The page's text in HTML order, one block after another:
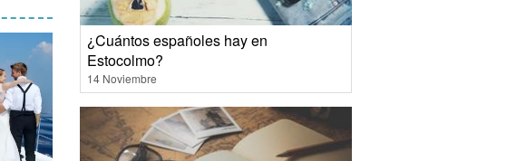
¿Cuántos españoles hay en
Estocolmo?
14 Noviembre